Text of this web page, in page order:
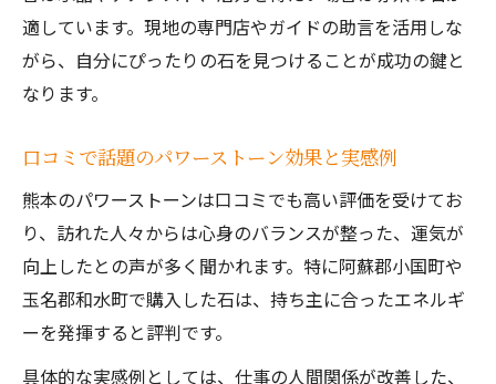
パワーストーンと自然で運気を高める習慣
阿蘇のパワースポットで感じる石の力と体
熊本の天然石採掘体験がもたらす気づきと
日常で実践できるパワーストーン浄化方法
神社巡りとパワーストーンで心身をリフレ
ッシュ
小国町と和水町で学ぶパワーストーン選び
小国町の自然で磨かれたパワーストーンの
適しています。現地の専門店やガイドの助言を活用しな
がら、自分にぴったりの石を見つけることが成功の鍵と
なります。
口コミで話題のパワーストーン効果と実感例
熊本のパワーストーンは口コミでも高い評価を受けてお
り、訪れた人々からは心身のバランスが整った、運気が
向上したとの声が多く聞かれます。特に阿蘇郡小国町や
玉名郡和水町で購入した石は、持ち主に合ったエネルギ
ーを発揮すると評判です。
具体的な実感例としては、仕事の人間関係が改善した、